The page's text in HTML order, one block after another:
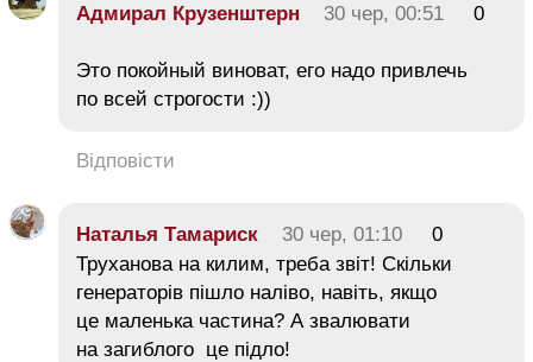
Адмирал Крузенштерн 30 чер, 00:51 0
Это покойный виноват, его надо привлечь
по всей строгости :))
Відповісти
Наталья Тамариск 30 чер, 01:10
0
Труханова на килим, треба звіт! Скільки
генераторів пішло наліво, навіть, якщо
це маленька частина? А звалювати
на загиблого це підло!